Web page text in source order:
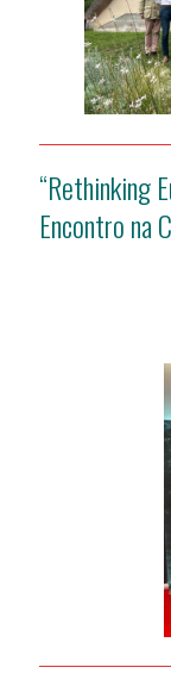
“Rethinking
Encontro na